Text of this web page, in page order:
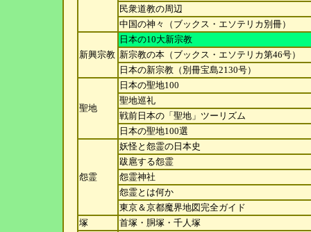
民衆道教の周辺
中国の神々（ブックス・エソテリカ別冊）
新興宗教
日本の10大新宗教
新宗教の本（ブックス・エソテリカ第46号）
日本の新宗教（別冊宝島2130号）
聖地
日本の聖地100
聖地巡礼
戦前日本の「聖地」ツーリズム
日本の聖地100選
怨霊
妖怪と怨霊の日本史
跋扈する怨霊
怨霊神社
怨霊とは何か
東京＆京都魔界地図完全ガイド
塚
首塚・胴塚・千人塚